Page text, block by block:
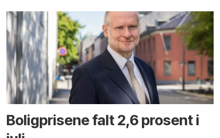
Boligprisene falt 2,6 prosent i